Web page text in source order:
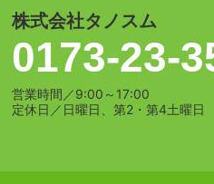
株式会社タノスム
0173-23-
営業時間／9:00～17:00
定休日／日曜日、第2・第4土曜日